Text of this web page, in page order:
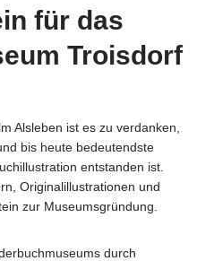
für das
Troisdorf
Alsleben ist es zu verdanken,
bis heute bedeutendste
entstanden ist.
Originalillustrationen und
zur Museumsgründung.
durch